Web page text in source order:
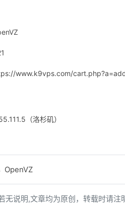
www.k9vps.com/
（洛杉矶）
OpenVZ
无说明,文章均为原创，转载时请注